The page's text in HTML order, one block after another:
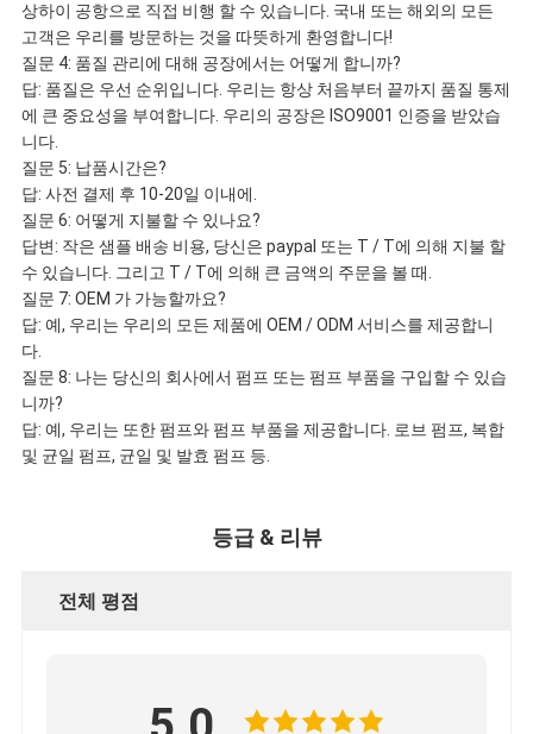
상하이 공항으로 직접 비행 할 수 있습니다. 국내 또는 해외의 모든
고객은 우리를 방문하는 것을 따뜻하게 환영합니다!
질문 4: 품질 관리에 대해 공장에서는 어떻게 합니까?
답: 품질은 우선 순위입니다. 우리는 항상 처음부터 끝까지 품질 통제
에 큰 중요성을 부여합니다. 우리의 공장은 ISO9001 인증을 받았습
니다.
질문 5: 납품시간은?
답: 사전 결제 후 10-20일 이내에.
질문 6: 어떻게 지불할 수 있나요?
답변: 작은 샘플 배송 비용, 당신은 paypal 또는 T / T에 의해 지불 할
수 있습니다. 그리고 T / T에 의해 큰 금액의 주문을 볼 때.
질문 7: OEM 가 가능할까요?
답: 예, 우리는 우리의 모든 제품에 OEM / ODM 서비스를 제공합니
다.
질문 8: 나는 당신의 회사에서 펌프 또는 펌프 부품을 구입할 수 있습
니까?
답: 예, 우리는 또한 펌프와 펌프 부품을 제공합니다. 로브 펌프, 복합
및 균일 펌프, 균일 및 발효 펌프 등.
등급 & 리뷰
전체 평점